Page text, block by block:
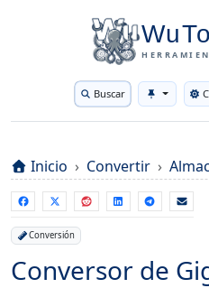
Buscar
Inicio Convertir
Conversión
Conversor de